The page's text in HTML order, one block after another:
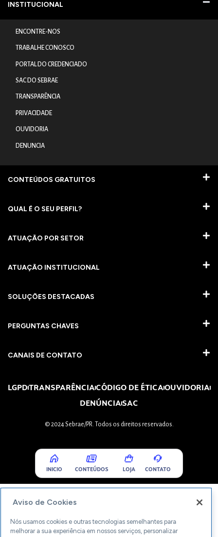
INSTITUCIONAL
ENCONTRE-NOS
TRABALHE CONOSCO
PORTAL DO CREDENCIADO
SAC DO SEBRAE
TRANSPARÊNCIA
PRIVACIDADE
OUVIDORIA
DENUNCIA
CONTEÚDOS GRATUITOS
QUAL É O SEU PERFIL?
ATUAÇÃO POR SETOR
ATUAÇÃO INSTITUCIONAL
SOLUÇÕES DESTACADAS
PERGUNTAS CHAVES​
CANAIS DE CONTATO
LGPDTRANSPARÊNCIACÓDIGO DE ÉTICAOUVIDORIA
DENÚNCIASAC
© 2024 Sebrae/PR. Todos os direitos reservados.
INICIO CONTEÚDOS LOJA CONTATO
Aviso de Cookies
Nós usamos cookies e outras tecnologias semelhantes para
melhorar a sua experiência em nossos serviços, personalizar